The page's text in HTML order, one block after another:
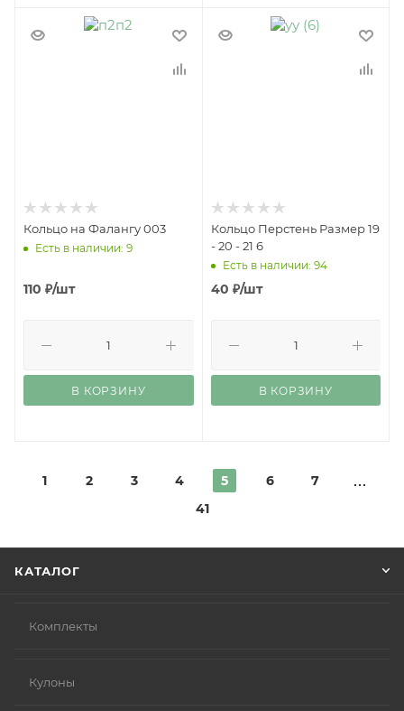
Кольцо на Фалангу 003
Есть в наличии: 9
110 ₽/шт
В КОРЗИНУ
Кольцо Перстень Размер 19
- 20 - 21 6
Есть в наличии: 94
40 ₽/шт
В КОРЗИНУ
1 2 3 4 5 6
7
41
КАТАЛОГ
Комплекты
Кулоны